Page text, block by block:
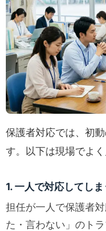
保護者対応では、初
す。以下は現場でよ
1. 一人で対応してしま
担任が一人で保護者
た・言わない」のト